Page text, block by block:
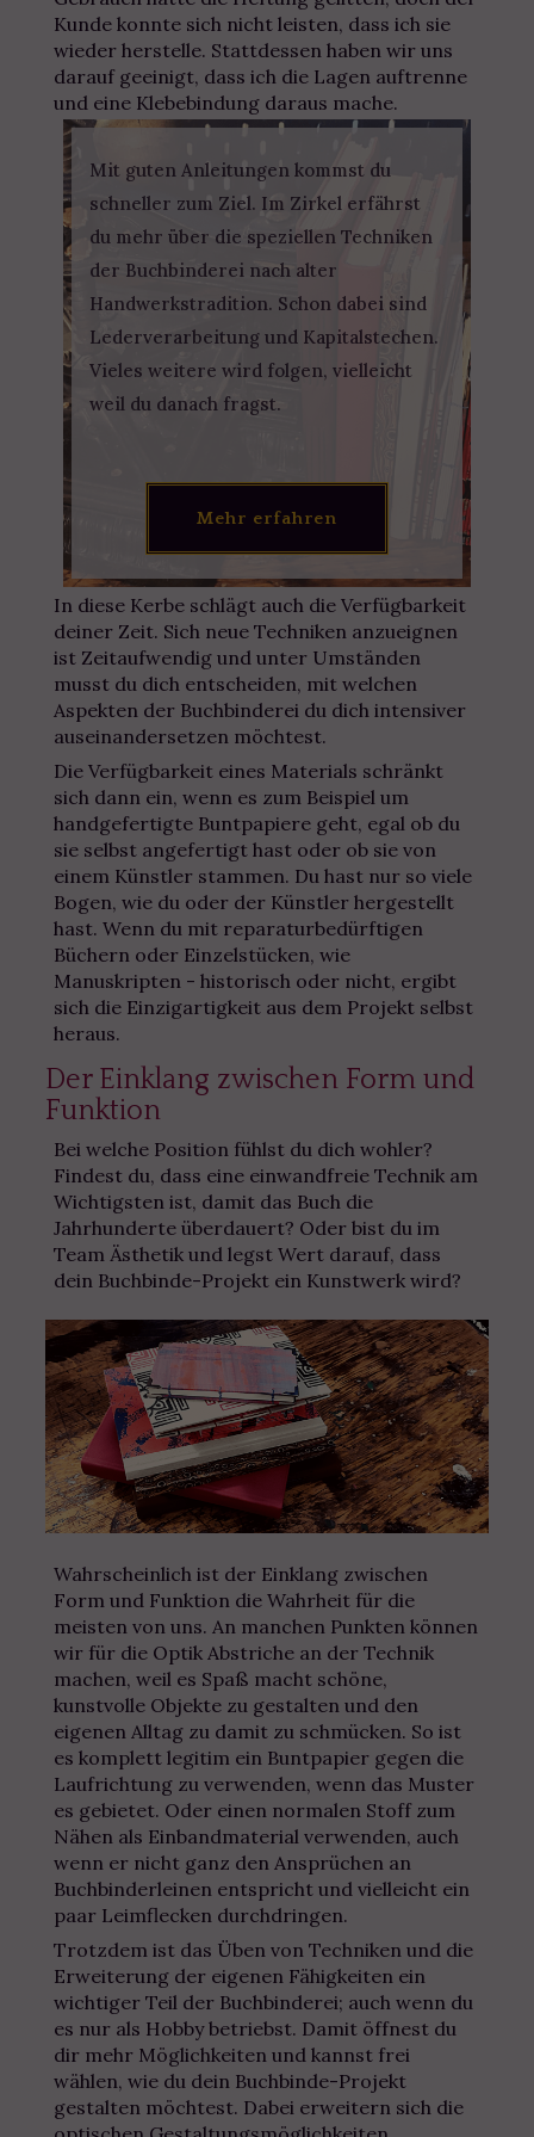
Kunde konnte sich nicht leisten, dass ich sie
wieder herstelle. Stattdessen haben wir uns
darauf geeinigt, dass ich die Lagen auftrenne
und eine Klebebindung daraus mache.
Mit guten Anleitungen kommst du
schneller zum Ziel. Im Zirkel erfährst
du mehr über die speziellen Techniken
der Buchbinderei nach alter
Handwerkstradition. Schon dabei sind
Lederverarbeitung und Kapitalstechen.
Vieles weitere wird folgen, vielleicht
weil du danach fragst.
Mehr erfahren
In diese Kerbe schlägt auch die Verfügbarkeit
deiner Zeit. Sich neue Techniken anzueignen
ist Zeitaufwendig und unter Umständen
musst du dich entscheiden, mit welchen
Aspekten der Buchbinderei du dich intensiver
auseinandersetzen möchtest.
Die Verfügbarkeit eines Materials schränkt
sich dann ein, wenn es zum Beispiel um
handgefertigte Buntpapiere geht, egal ob du
sie selbst angefertigt hast oder ob sie von
einem Künstler stammen. Du hast nur so viele
Bogen, wie du oder der Künstler hergestellt
hast. Wenn du mit reparaturbedürftigen
Büchern oder Einzelstücken, wie
Manuskripten - historisch oder nicht, ergibt
sich die Einzigartigkeit aus dem Projekt selbst
heraus.
Der Einklang zwischen Form und
Funktion
Bei welche Position fühlst du dich wohler?
Findest du, dass eine einwandfreie Technik am
Wichtigsten ist, damit das Buch die
Jahrhunderte überdauert? Oder bist du im
Team Ästhetik und legst Wert darauf, dass
dein Buchbinde-Projekt ein Kunstwerk wird?
Wahrscheinlich ist der Einklang zwischen
Form und Funktion die Wahrheit für die
meisten von uns. An manchen Punkten können
wir für die Optik Abstriche an der Technik
machen, weil es Spaß macht schöne,
kunstvolle Objekte zu gestalten und den
eigenen Alltag zu damit zu schmücken. So ist
es komplett legitim ein Buntpapier gegen die
Laufrichtung zu verwenden, wenn das Muster
es gebietet. Oder einen normalen Stoff zum
Nähen als Einbandmaterial verwenden, auch
wenn er nicht ganz den Ansprüchen an
Buchbinderleinen entspricht und vielleicht ein
paar Leimflecken durchdringen.
Trotzdem ist das Üben von Techniken und die
Erweiterung der eigenen Fähigkeiten ein
wichtiger Teil der Buchbinderei; auch wenn du
es nur als Hobby betriebst. Damit öffnest du
dir mehr Möglichkeiten und kannst frei
wählen, wie du dein Buchbinde-Projekt
gestalten möchtest. Dabei erweitern sich die